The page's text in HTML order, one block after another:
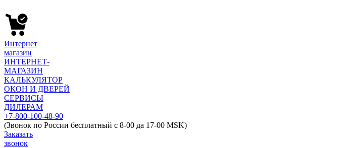
Интернет
магазин
ИНТЕРНЕТ-
МАГАЗИН
КАЛЬКУЛЯТОР
ОКОН И ДВЕРЕЙ
СЕРВИСЫ
ДИЛЕРАМ
+7-800-100-48-90
(Звонок по России бесплатный с 8-00 да 17-00 MSK)
Заказать
звонок